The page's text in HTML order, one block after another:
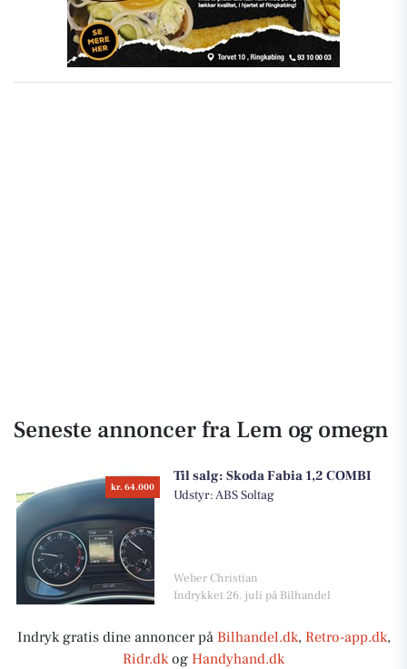
Seneste annoncer fra Lem og omegn
kr. 64.000
Til salg: Skoda Fabia 1,2 COMBI
Udstyr: ABS Soltag
Weber Christian
Indrykket 26. juli på Bilhandel
Indryk gratis dine annoncer på Bilhandel.dk, Retro-app.dk,
Ridr.dkog Handyhand.dk